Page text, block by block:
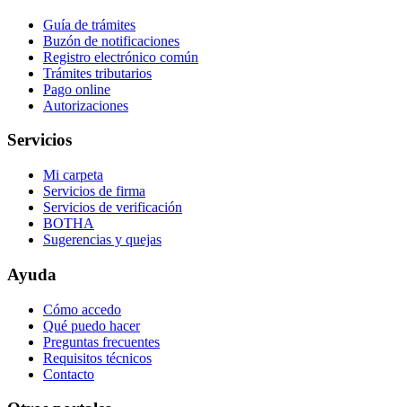
Guía de trámites
Buzón de notificaciones
Registro electrónico común
Trámites tributarios
Pago online
Autorizaciones
Servicios
Mi carpeta
Servicios de firma
Servicios de verificación
BOTHA
Sugerencias y quejas
Ayuda
Cómo accedo
Qué puedo hacer
Preguntas frecuentes
Requisitos técnicos
Contacto